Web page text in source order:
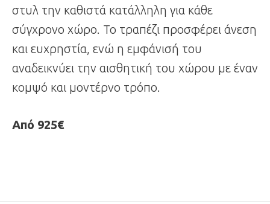
στυλ την καθιστά κατάλληλη για κάθε
σύγχρονο χώρο. Το τραπέζι προσφέρει άνεση
και ευχρηστία, ενώ η εμφάνισή του
αναδεικνύει την αισθητική του χώρου με έναν
κομψό και μοντέρνο τρόπο.
Από 925€